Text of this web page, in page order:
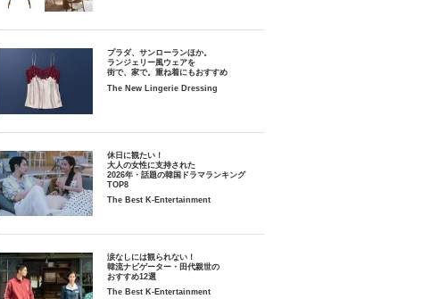
プラダ、サンローランほか。
ランジェリー風ウェアを
街で、家で。重ね着にもおすすめ
The New Lingerie Dressing
休日に観たい！
大人の女性に支持された
2026年・話題の韓国ドラマランキング
TOP8
The Best K-Entertainment
涙なしには観られない！
韓流ナビゲーター・田代親世の
おすすめ12選
The Best K-Entertainment